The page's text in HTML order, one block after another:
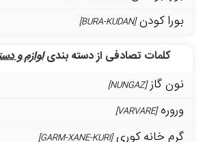
بورا کودن[BURA-KUDAN]
کلمات تصادفی از دسته بندیلوازم و
نون گاز[NUNGAZ]
وروره[VARVARE]
گرم خانه کوری[GARM-XANE-KURI]